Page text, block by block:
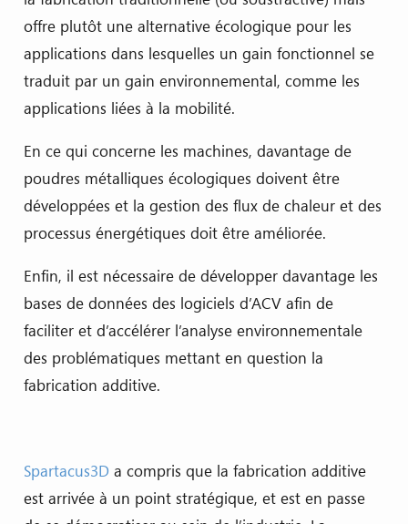
offre plutôt une alternative écologique pour les
applications dans lesquelles un gain fonctionnel se
traduit par un gain environnemental, comme les
applications liées à la mobilité.
En ce qui concerne les machines, davantage de
poudres métalliques écologiques doivent être
développées et la gestion des flux de chaleur et des
processus énergétiques doit être améliorée.
Enfin, il est nécessaire de développer davantage les
bases de données des logiciels d’ACV afin de
faciliter et d’accélérer l’analyse environnementale
des problématiques mettant en question la
fabrication additive.
Spartacus3D a compris que la fabrication additive
est arrivée à un point stratégique, et est en passe